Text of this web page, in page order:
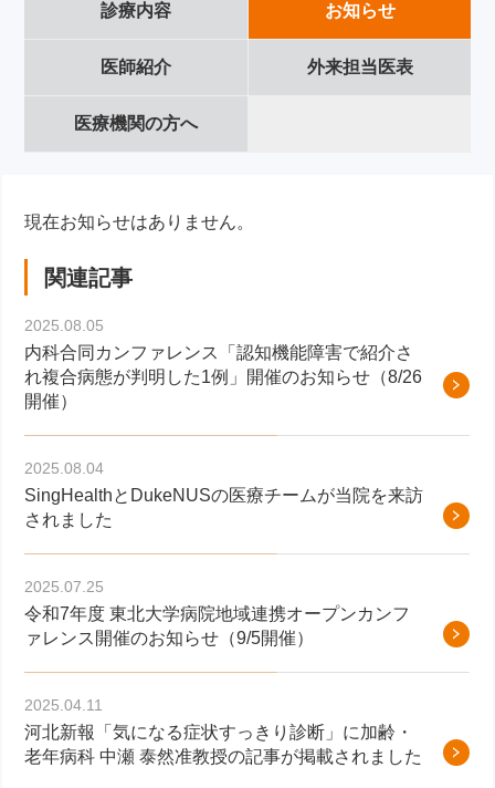
診療内容 お知らせ
医師紹介 外来担当医表
医療機関の方へ
現在お知らせはありません。
関連記事
2025.08.05
内科合同カンファレンス「認知機能障害で紹介さ
れ複合病態が判明した1例」開催のお知らせ（8/26
開催）
2025.08.04
SingHealthとDukeNUSの医療チームが当院を来訪
されました
2025.07.25
令和7年度 東北大学病院地域連携オープンカンフ
ァレンス開催のお知らせ（9/5開催）
2025.04.11
河北新報「気になる症状すっきり診断」に加齢・
老年病科 中瀬 泰然准教授の記事が掲載されました